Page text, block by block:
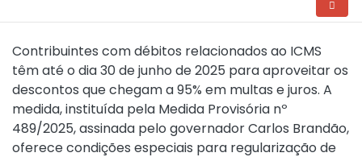
Contribuintes com débitos relacionados ao ICMS
têm até o dia 30 de junho de 2025 para aproveitar os
descontos que chegam a 95% em multas e juros. A
medida, instituída pela Medida Provisória nº
489/2025, assinada pelo governador Carlos Brandão,
oferece condições especiais para regularização de